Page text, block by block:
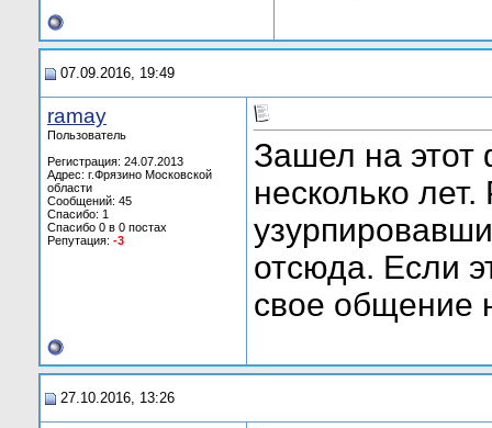
07.09.2016, 19:49
ramay
Пользователь
Регистрация: 24.07.2013
Адрес: г.Фрязино Московской
области
Сообщений: 45
Спасибо: 1
Спасибо 0 в 0 постах
Репутация: -3
Зашел на
несколько лет.
отсюда. Если
свое общение
27.10.2016, 13:26